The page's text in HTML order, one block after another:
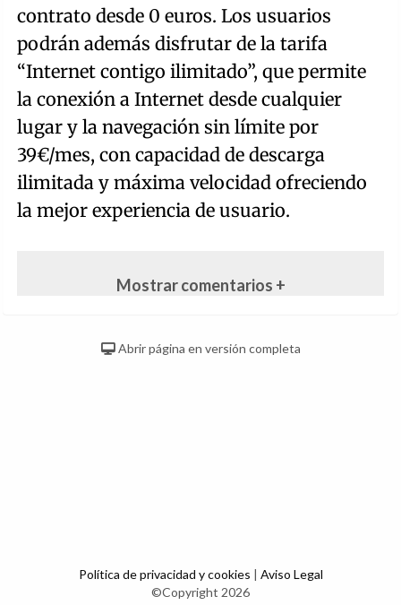
contrato desde 0 euros. Los usuarios
podrán además disfrutar de la tarifa
“Internet contigo ilimitado”, que permite
la conexión a Internet desde cualquier
lugar y la navegación sin límite por
39€/mes, con capacidad de descarga
ilimitada y máxima velocidad ofreciendo
la mejor experiencia de usuario.
Mostrar comentarios +
Abrir página en versión completa
Política de privacidad y cookies | Aviso Legal
©Copyright 2026